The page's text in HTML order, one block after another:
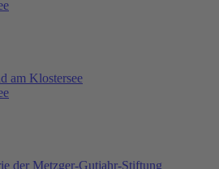
am Klostersee
der Metzger-Gutjahr-Stiftung